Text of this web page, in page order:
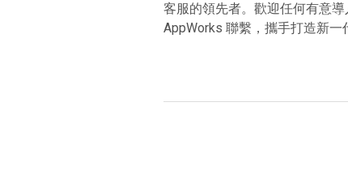
客服的領先者。歡迎任何有意
AppWorks 聯繫，攜手打造新一